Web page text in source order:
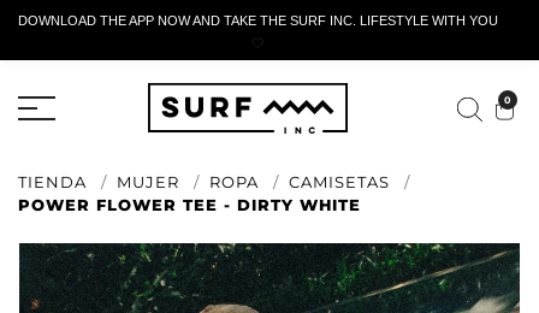
DOWNLOAD THE APP NOW AND TAKE THE SURF INC. LIFESTYLE WITH YOU
🤍
0
TIENDA MUJER ROPA
CAMISETAS
POWER FLOWER TEE - DIRTY WHITE
FORMULARIO DE RETORNO ACTIVO